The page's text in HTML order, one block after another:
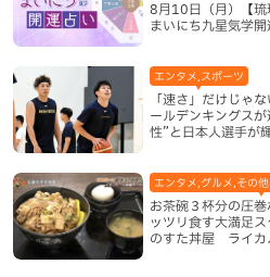
8月10日（月）【琉
まいにち九星気学開
「速さ」だけじゃ
ールデンキングス
性”と日本人選手が
エンタメ,スポーツ
お茶碗３杯分の圧
ッツリ食す大満足
のすた丼屋 ライカ
エンタメ,グルメ,その